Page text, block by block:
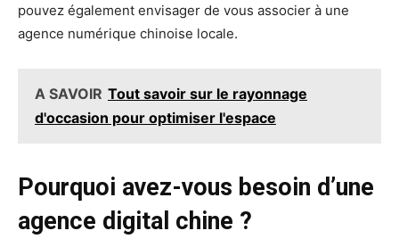
pouvez également envisager de vous associer à une
agence numérique chinoise locale.
A SAVOIR Tout savoir sur le rayonnage
d'occasion pour optimiser l'espace
Pourquoi avez-vous besoin d’une
agence digital chine ?